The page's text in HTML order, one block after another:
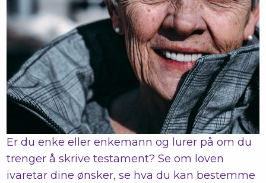
Er du enke eller enkemann og lurer på om du
trenger å skrive testament? Se om loven
ivaretar dine ønsker, se hva du kan bestemme